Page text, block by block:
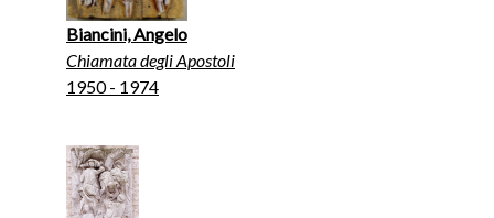
Biancini, Angelo
Chiamata degli Apostoli
1950 - 1974